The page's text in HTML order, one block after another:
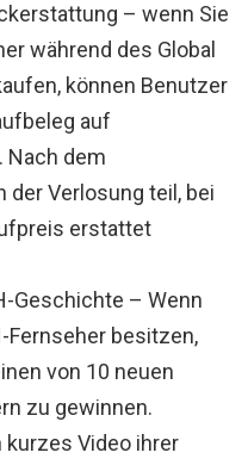
– wenn Sie
während des Global
können Benutzer
auf
Nach dem
der Verlosung teil, bei
erstattet
Geschichte – Wenn
Fernseher besitzen,
von 10 neuen
zu gewinnen.
Video ihrer